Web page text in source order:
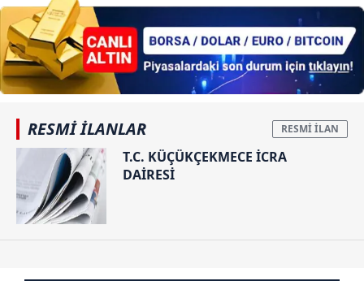
RESMİ İLANLAR
T.C. KÜÇÜKÇEKMECE İCRA
DAİRESİ